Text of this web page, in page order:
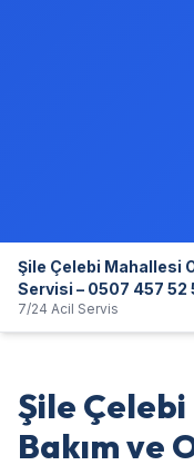
Şile Çelebi Mahallesi
Servisi – 0507 457
7/24 Acil Servis
Şile
Bakım ve